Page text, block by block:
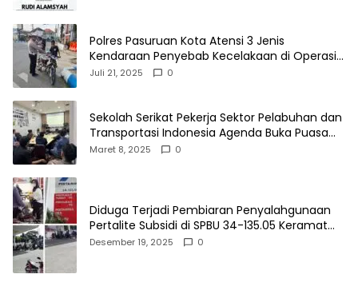
Polres Pasuruan Kota Atensi 3 Jenis
Kendaraan Penyebab Kecelakaan di Operasi
Patuh Semeru 2025
Juli 21, 2025 0
Sekolah Serikat Pekerja Sektor Pelabuhan dan
Transportasi Indonesia Agenda Buka Puasa
Bersama
Maret 8, 2025 0
Diduga Terjadi Pembiaran Penyalahgunaan
Pertalite Subsidi di SPBU 34-135.05 Keramat
Jati, Penimbun Bebas Bertransaksi
Desember 19, 2025 0